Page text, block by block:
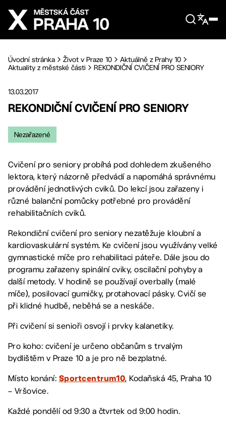
Přejít na hlavní obsah
Úvodní stránka Život v Praze 10
Aktuálně z Prahy 10
Aktuality z městské části
REKONDIČNÍ CVIČENÍ PRO SENIORY
13.03.2017
REKONDIČNÍ CVIČENÍ PRO SENIORY
Nezařazené
Cvičení pro seniory probíhá pod dohledem zkušeného
lektora, který názorně předvádí a napomáhá správnému
provádění jednotlivých cviků. Do lekcí jsou zařazeny i
různé balanční pomůcky potřebné pro provádění
rehabilitačních cviků.
Rekondiční cvičení pro seniory nezatěžuje kloubní a
kardiovaskulární systém. Ke cvičení jsou využívány velké
gymnastické míče pro rehabilitaci páteře. Dále jsou do
programu zařazeny spinální cviky, oscilační pohyby a
další metody. V hodině se používají overbally (malé
míče), posilovací gumičky, protahovací pásky. Cvičí se
při klidné hudbě, neběhá se a neskáče.
Při cvičení si senioři osvojí i prvky kalanetiky.
Pro koho: cvičení je určeno občanům s trvalým
bydlištěm v Praze 10 a je pro ně bezplatné.
Místo konání: Sportcentrum10, Kodaňská 45, Praha 10
– Vršovice.
Každé pondělí od 9:30 a čtvrtek od 9:00 hodin.